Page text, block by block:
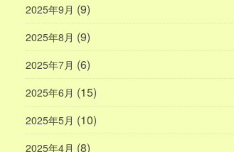
2025年9月 (9)
2025年8月 (9)
2025年7月 (6)
2025年6月 (15)
2025年5月 (10)
2025年4月 (8)